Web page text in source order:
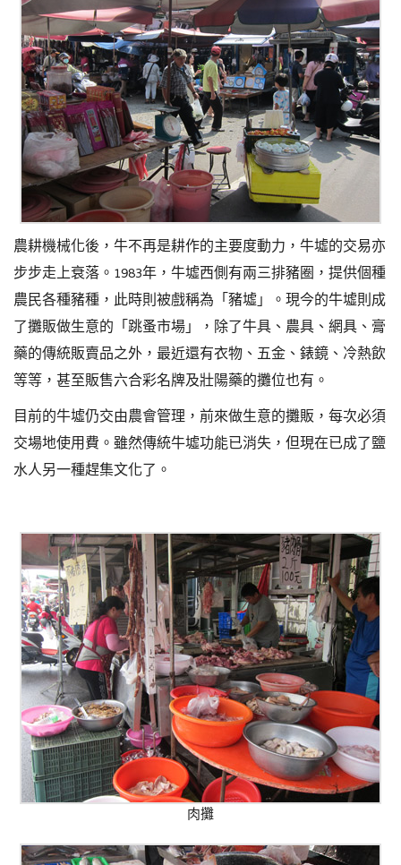
農耕機械化後，牛不再是耕作的主要度動力，牛墟的交易亦
步步走上衰落。1983年，牛墟西側有兩三排豬圈，提供個種
農民各種豬種，此時則被戲稱為「豬墟」。現今的牛墟則成
了攤販做生意的「跳蚤市場」，除了牛具、農具、網具、膏
藥的傳統販賣品之外，最近還有衣物、五金、錶鏡、冷熱飲
等等，甚至販售六合彩名牌及壯陽藥的攤位也有。
目前的牛墟仍交由農會管理，前來做生意的攤販，每次必須
交場地使用費。雖然傳統牛墟功能已消失，但現在已成了鹽
水人另一種趕集文化了。
肉攤